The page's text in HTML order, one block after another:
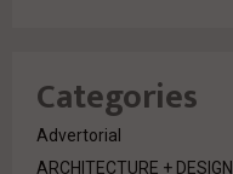
Categories
Advertorial
ARCHITECTURE + DESIGN